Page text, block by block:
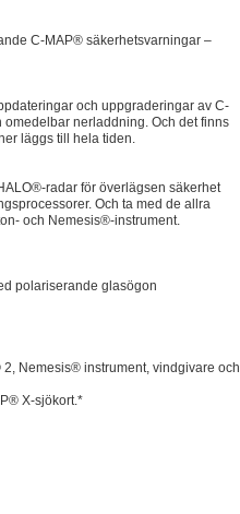
C-MAP® säkerhetsvarningar –
och uppgraderingar av C-
nerladdning. Och det finns
läggs till hela tiden.
radar för överlägsen säkerhet
Och ta med de allra
och Nemesis®-instrument.
polariserande glasögon
Nemesis® instrument, vindgivare och
X-sjökort.*